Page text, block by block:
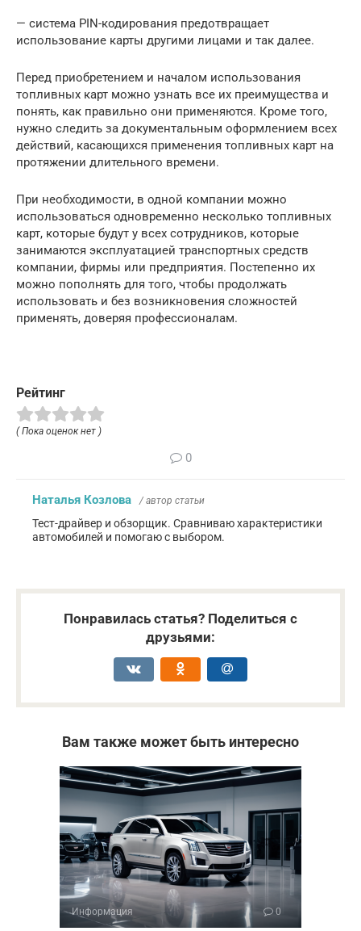
— система PIN-кодирования предотвращает
использование карты другими лицами и так далее.
Перед приобретением и началом использования
топливных карт можно узнать все их преимущества и
понять, как правильно они применяются. Кроме того,
нужно следить за документальным оформлением всех
действий, касающихся применения топливных карт на
протяжении длительного времени.
При необходимости, в одной компании можно
использоваться одновременно несколько топливных
карт, которые будут у всех сотрудников, которые
занимаются эксплуатацией транспортных средств
компании, фирмы или предприятия. Постепенно их
можно пополнять для того, чтобы продолжать
использовать и без возникновения сложностей
применять, доверяя профессионалам.
Рейтинг
( Пока оценок нет )
0
Наталья Козлова / автор статьи
Тест-драйвер и обзорщик. Сравниваю характеристики
автомобилей и помогаю с выбором.
Понравилась статья? Поделиться с
друзьями:
Вам также может быть интересно
Информация 0